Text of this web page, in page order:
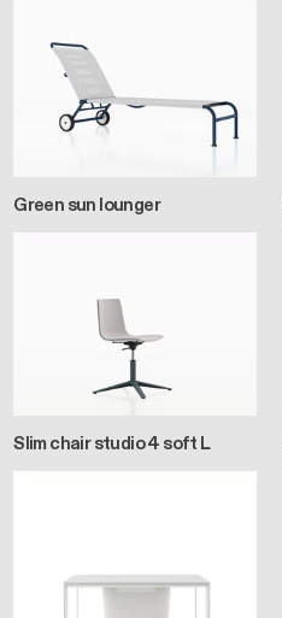
Green sun lounger
Slim chair studio 4 soft L